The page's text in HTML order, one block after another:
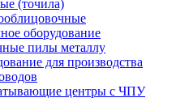
(точила)
оборудование
пилы металлу
для производства
центры с ЧПУ